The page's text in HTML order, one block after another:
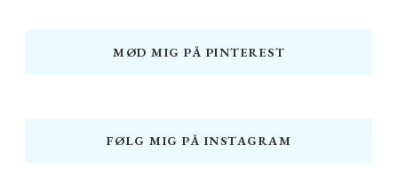
MØD MIG PÅ PINTEREST
FØLG MIG PÅ INSTAGRAM